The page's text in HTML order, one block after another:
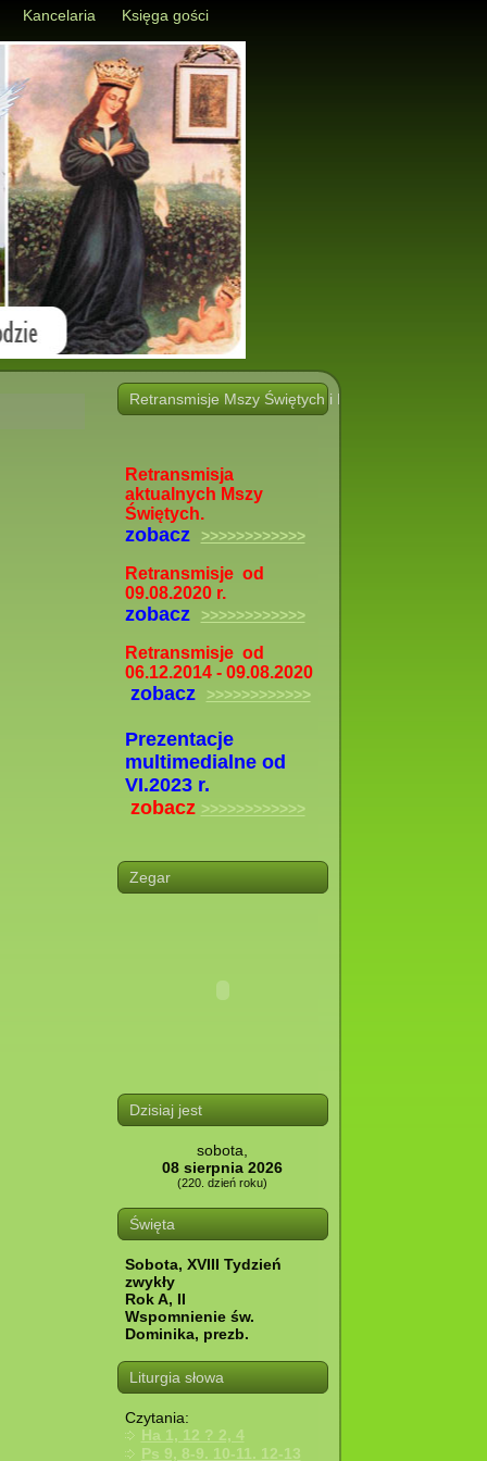
Kancelaria Księga gości
Retransmisje Mszy Świętych i Nabożeństw i innych
Retransmisja
aktualnych Mszy
Świętych.
zobacz >>>>>>>>>>>>
Retransmisje od
09.08.2020 r.
zobacz >>>>>>>>>>>>
Retransmisje od
06.12.2014 - 09.08.2020
zobacz >>>>>>>>>>>>
Prezentacje
multimedialne od
VI.2023 r.
zobacz >>>>>>>>>>>>
Zegar
Dzisiaj jest
sobota,
08 sierpnia 2026
(220. dzień roku)
Święta
Sobota, XVIII Tydzień
zwykły
Rok A, II
Wspomnienie św.
Dominika, prezb.
Liturgia słowa
Czytania:
Ha 1, 12 ? 2, 4
Ps 9, 8-9. 10-11. 12-13